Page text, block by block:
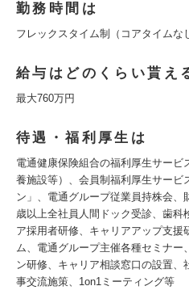
勤務時間は
フレックスタイム制（コアタイムな
給与はどのくらい貰え
最大760万円
待遇・福利厚生は
電通健康保険組合の福利厚生サー
養施設等）、会員制福利厚生サービ
ン」、電通グループ従業員持株会
歳以上全社員人間ドック受診、歯科
ア採用者研修、キャリアアップ支援
ム、電通グループ主催各種セミナー
ン研修、キャリア相談窓口の設置、
事交流施策、1on1ミーティング等